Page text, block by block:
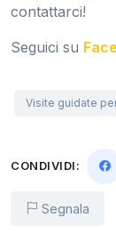
contattarci!
Seguici su
Visite guidate
CONDIVIDI:
Segnala